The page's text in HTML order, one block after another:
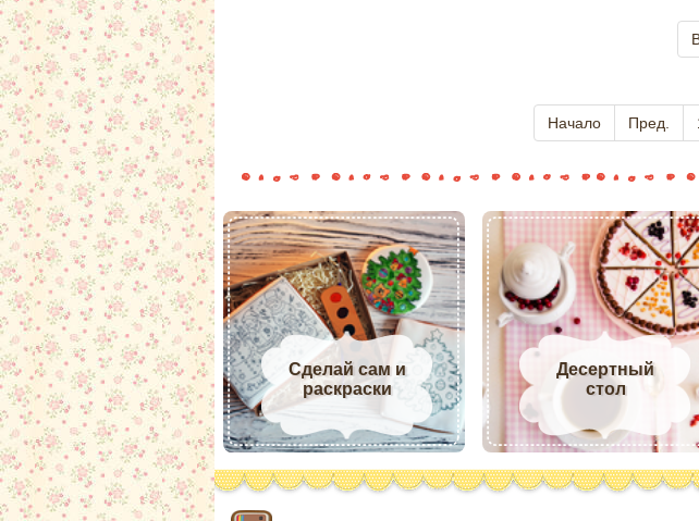
Начало Пред.
Сделай сам и
раскраски
Десертный
стол